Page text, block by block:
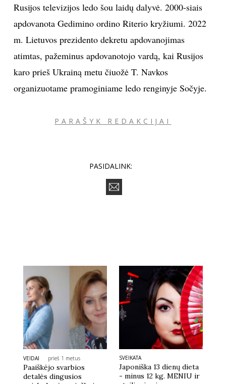
Rusijos televizijos ledo šou laidų dalyvė. 2000-siais
apdovanota Gedimino ordino Riterio kryžiumi. 2022
m. Lietuvos prezidento dekretu apdovanojimas
atimtas, pažeminus apdovanotojo vardą, kai Rusijos
karo prieš Ukrainą metu čiuožė T. Navkos
organizuotame pramoginiame ledo renginyje Sočyje.
PARAŠYK REDAKCIJAI
PASIDALINK:
VEIDAI prieš 1 metus
Paaiškėjo svarbios
detalės dingusios
SVEIKATA
Japoniška 13 dienų dieta
- minus 12 kg. MENIU ir